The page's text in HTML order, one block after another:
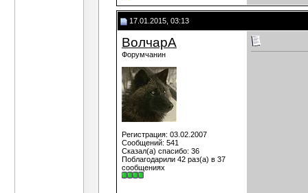
17.01.2015, 03:13
ВолчарА
Форумчанин
Регистрация: 03.02.2007
Сообщений: 541
Сказал(а) спасибо: 36
Поблагодарили 42 раз(а) в 37
сообщениях